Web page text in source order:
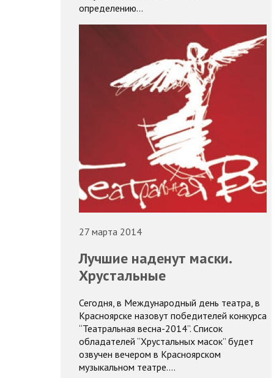
определению…
27 марта 2014
Лучшие наденут маски.
Хрустальные
Сегодня, в Международный день театра, в
Красноярске назовут победителей конкурса
“Театральная весна-2014”. Список
обладателей “Хрустальных масок” будет
озвучен вечером в Красноярском
музыкальном театре.…